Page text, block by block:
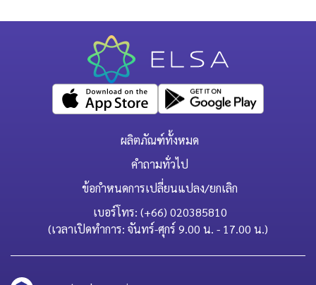
ผลิตภัณฑ์ทั้งหมด
คำถามทั่วไป
ข้อกำหนดการเปลี่ยนแปลง/ยกเลิก
เบอร์โทร: (+66) 020385810
(เวลาเปิดทำการ: จันทร์-ศุกร์ 9.00 น. - 17.00 น.)